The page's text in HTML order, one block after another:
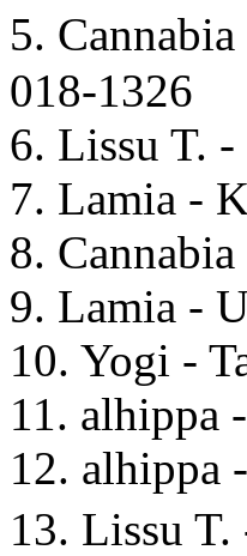
5.
018-1326
6. Lissu T.
7. Lamia -
8.
9. Lamia -
10. Yogi -
11. alhippa
12. alhippa
13. Lissu